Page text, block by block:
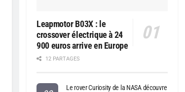
Leapmotor B03X : le
crossover électrique à 24
900 euros arrive en Europe
12 PARTAGES
Le rover Curiosity de la NASA découvre